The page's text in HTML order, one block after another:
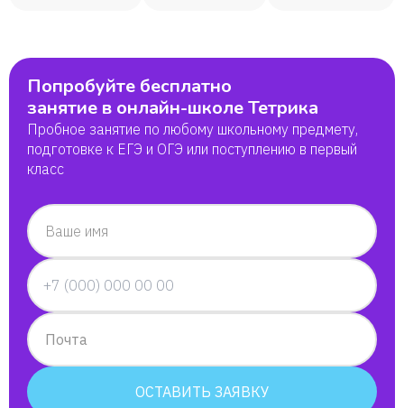
Попробуйте бесплатно
занятие в онлайн-школе Тетрика
Пробное занятие по любому школьному предмету,
подготовке к ЕГЭ и ОГЭ или поступлению в первый
класс
Ваше имя
Почта
ОСТАВИТЬ ЗАЯВКУ